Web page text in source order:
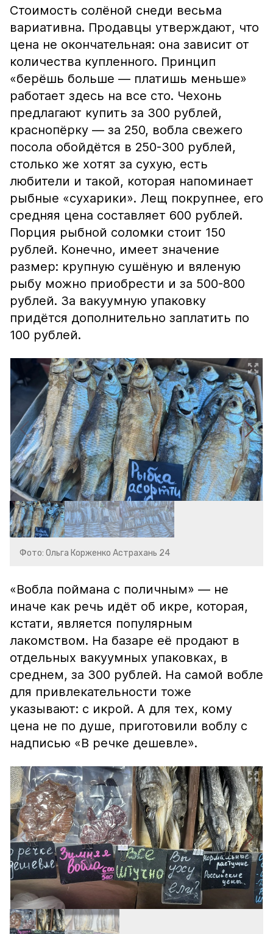
Стоимость солёной снеди весьма
вариативна. Продавцы утверждают, что
цена не окончательная: она зависит от
количества купленного. Принцип
«берёшь больше — платишь меньше»
работает здесь на все сто. Чехонь
предлагают купить за 300 рублей,
краснопёрку — за 250, вобла свежего
посола обойдётся в 250-300 рублей,
столько же хотят за сухую, есть
любители и такой, которая напоминает
рыбные «сухарики». Лещ покрупнее, его
средняя цена составляет 600 рублей.
Порция рыбной соломки стоит 150
рублей. Конечно, имеет значение
размер: крупную сушёную и вяленую
рыбу можно приобрести и за 500-800
рублей. За вакуумную упаковку
придётся дополнительно заплатить по
100 рублей.
Фото: Ольга Корженко Астрахань 24
«Вобла поймана с поличным» — не
иначе как речь идёт об икре, которая,
кстати, является популярным
лакомством. На базаре её продают в
отдельных вакуумных упаковках, в
среднем, за 300 рублей. На самой вобле
для привлекательности тоже
указывают: с икрой. А для тех, кому
цена не по душе, приготовили воблу с
надписью «В речке дешевле».